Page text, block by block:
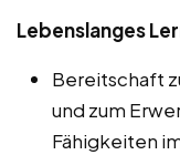
Lebenslanges
Bereitschaft
und zum
Fähigkeiten